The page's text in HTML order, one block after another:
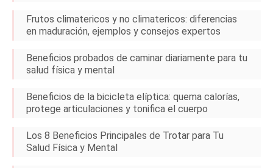
Frutos climatericos y no climatericos: diferencias
en maduración, ejemplos y consejos expertos
Beneficios probados de caminar diariamente para tu
salud física y mental
Beneficios de la bicicleta elíptica: quema calorías,
protege articulaciones y tonifica el cuerpo
Los 8 Beneficios Principales de Trotar para Tu
Salud Física y Mental